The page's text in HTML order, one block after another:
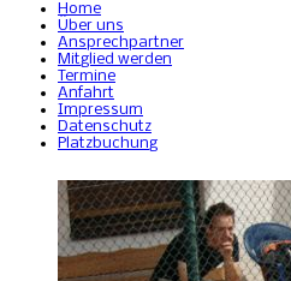
Home
Über uns
Ansprechpartner
Mitglied werden
Termine
Anfahrt
Impressum
Datenschutz
Platzbuchung